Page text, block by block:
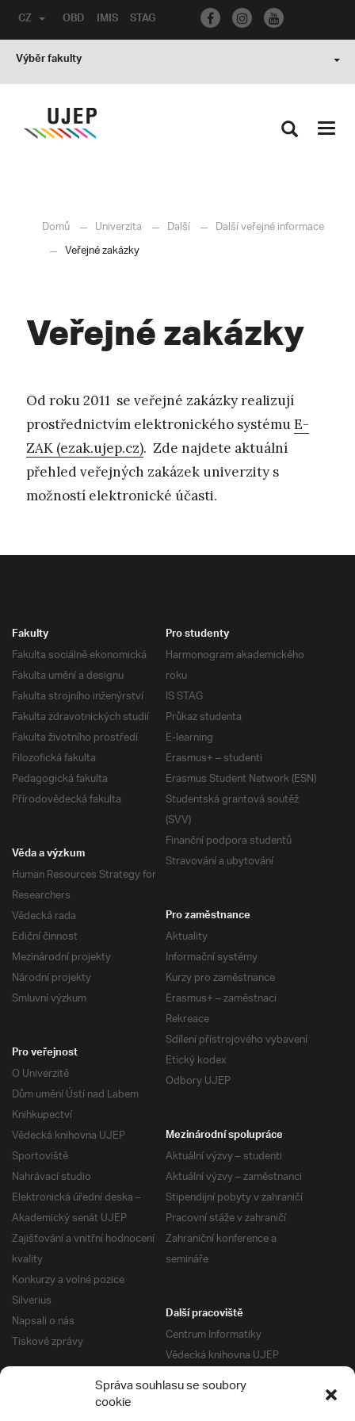
Správa souhlasu se soubory
cookie
OBD IMIS STAG
CZ
Výběr fakulty
Domů Univerzita Další
Další veřejné informace
Veřejné zakázky
Veřejné zakázky
Od roku 2011 se veřejné zakázky realizují
prostřednictvím elektronického systémuE-
ZAK (ezak.ujep.cz). Zde najdete aktuální
přehled veřejných zakázek univerzity s
možností elektronické účasti.
Fakulty
Fakulta sociálně ekonomická
Fakulta umění a designu
Fakulta strojního inženýrství
Fakulta zdravotnických studií
Fakulta životního prostředí
Filozofická fakulta
Pedagogická fakulta
Přírodovědecká fakulta
Pro studenty
Harmonogram akademického
roku
IS STAG
Průkaz studenta
E-learning
Erasmus+ – studenti
Erasmus Student Network (ESN)
Studentská grantová soutěž
(SVV)
Finanční podpora studentů
Stravování a ubytování
Věda a výzkum
Human Resources Strategy for
Researchers
Vědecká rada
Ediční činnost
Mezinárodní projekty
Národní projekty
Smluvní výzkum
Pro zaměstnance
Aktuality
Informační systémy
Kurzy pro zaměstnance
Erasmus+ – zaměstnaci
Rekreace
Sdílení přístrojového vybavení
Etický kodex
Odbory UJEP
Pro veřejnost
O Univerzitě
Dům umění Ústí nad Labem
Knihkupectví
Vědecká knihovna UJEP
Sportoviště
Nahrávací studio
Elektronická úřední deska –
Akademický senát UJEP
Zajišťování a vnitřní hodnocení
kvality
Konkurzy a volné pozice
Silverius
Napsali o nás
Tiskové zprávy
Mezinárodní spolupráce
Aktuální výzvy – studenti
Aktuální výzvy – zaměstnanci
Stipendijní pobyty v zahraničí
Pracovní stáže v zahraničí
Zahraniční konference a
semináře
Další pracoviště
Centrum Informatiky
Vědecká knihovna UJEP
Správa kolejí a menz
Univerzitní centrum podpory